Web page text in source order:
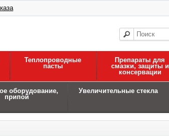
Теплопроводные
пасты
Препараты для
смазки, защиты и
консервации
оборудование,
припой
Увеличительные стекла